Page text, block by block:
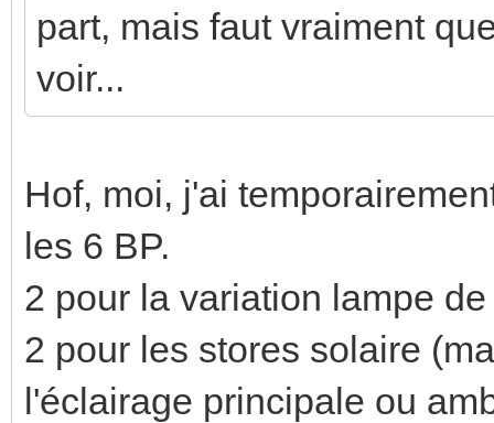
part, mais faut vraiment
voir...
Hof, moi, j'ai
les 6 BP.
2 pour la variation lampe
2 pour les stores solaire
l'éclairage principale ou